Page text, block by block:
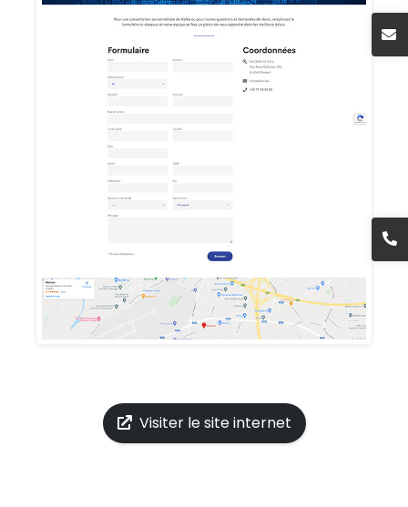
Visiter le site internet